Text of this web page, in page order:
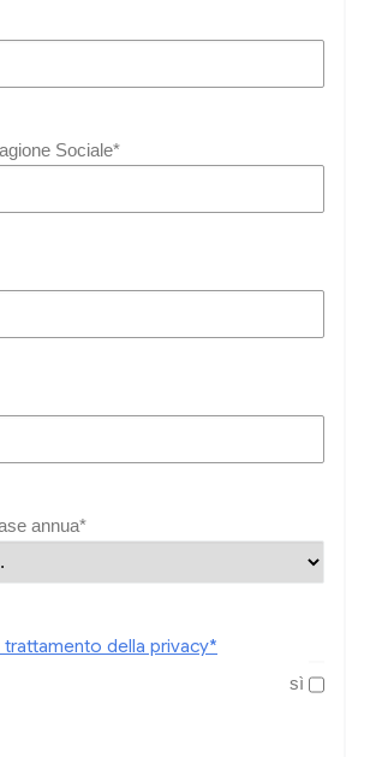
Sociale*
annua*
della privacy*
sì